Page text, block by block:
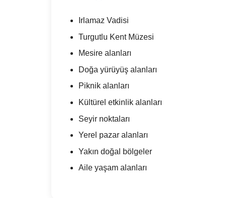
Irlamaz Vadisi
Turgutlu Kent Müzesi
Mesire alanları
Doğa yürüyüş alanları
Piknik alanları
Kültürel etkinlik alanları
Seyir noktaları
Yerel pazar alanları
Yakın doğal bölgeler
Aile yaşam alanları